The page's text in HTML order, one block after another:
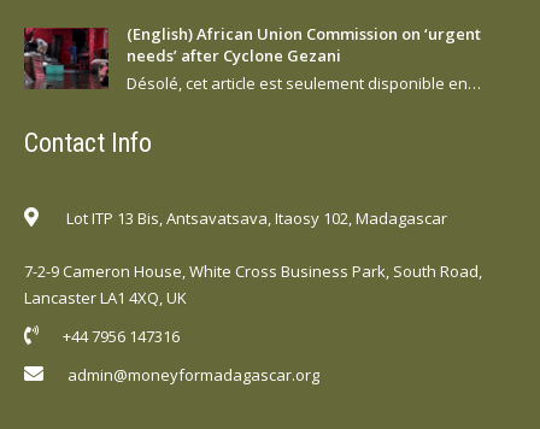
(English) African Union Commission on ‘urgent
needs’ after Cyclone Gezani
Désolé, cet article est seulement disponible en…
Contact Info
Lot ITP 13 Bis, Antsavatsava, Itaosy 102, Madagascar
7-2-9 Cameron House, White Cross Business Park, South Road,
Lancaster LA1 4XQ, UK
+44 7956 147316
admin@moneyformadagascar.org